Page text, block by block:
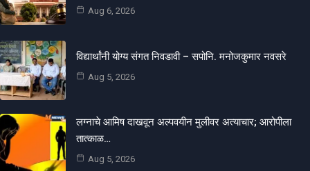
Aug 6, 2026
विद्यार्थांनी योग्य संगत निवडावी – सपोनि. मनोजकुमार नवसरे
Aug 5, 2026
लग्नाचे आमिष दाखवून अल्पवयीन मुलीवर अत्याचार; आरोपीला
तात्काळ…
Aug 5, 2026